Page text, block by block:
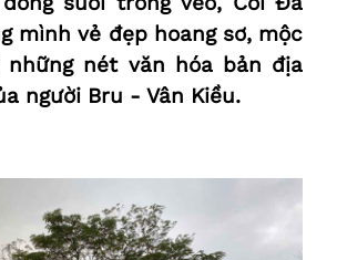
mình vẻ đẹp hoang sơ, mộc
những nét văn hóa bản địa
người Bru - Vân Kiều.